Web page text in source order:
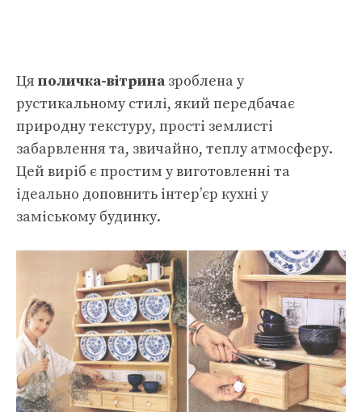
Ця поличка-вітрина зроблена у
рустикальному стилі, який передбачає
природну текстуру, прості землисті
забарвлення та, звичайно, теплу атмосферу.
Цей виріб є простим у виготовленні та
ідеально доповнить інтер’єр кухні у
заміському будинку.